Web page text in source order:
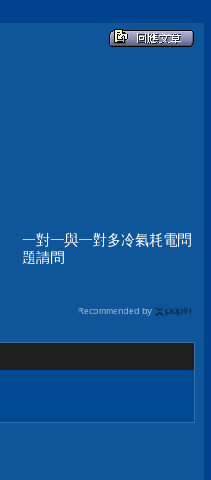
一對一與一對多冷氣耗電問
題請問
Recommended by